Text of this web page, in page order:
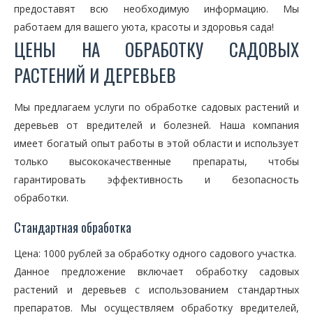
предоставят всю необходимую информацию. Мы
работаем для вашего уюта, красоты и здоровья сада!
ЦЕНЫ НА ОБРАБОТКУ САДОВЫХ
РАСТЕНИЙ И ДЕРЕВЬЕВ
Мы предлагаем услуги по обработке садовых растений и
деревьев от вредителей и болезней. Наша компания
имеет богатый опыт работы в этой области и использует
только высококачественные препараты, чтобы
гарантировать эффективность и безопасность
обработки.
Стандартная обработка
Цена: 1000 рублей за обработку одного садового участка.
Данное предложение включает обработку садовых
растений и деревьев с использованием стандартных
препаратов. Мы осуществляем обработку вредителей,